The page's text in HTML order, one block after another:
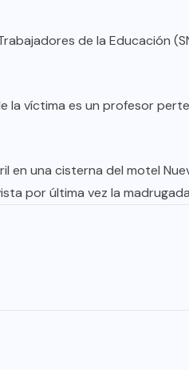
de la Educación
víctima es un profesor
en una cisterna del motel
por última vez la